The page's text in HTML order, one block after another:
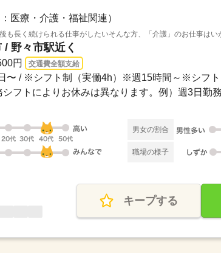
：医療・介護・福祉関連）
も長く続けられる仕事がしたいそんな方、「介護」のお仕事はい
野々市駅近く
円 交通費全額支給
男女の割合
職場の様子
キープする